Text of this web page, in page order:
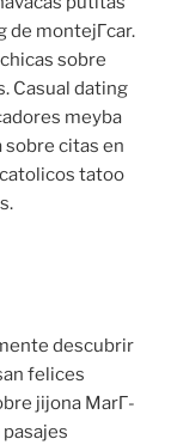
de montejГ­car.
sobre
Casual dating
meyba
sobre citas en
tatoo
descubrir
felices
jijona MarГ­